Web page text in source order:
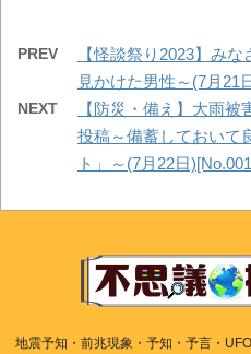
PREV
【怪談祭り2023】み
見かけた男性～(7月21
NEXT
【防災・備え】大雨
投稿～備蓄しておいて
ト」～(7月22日
地震予知・前兆現象・予知・予言・